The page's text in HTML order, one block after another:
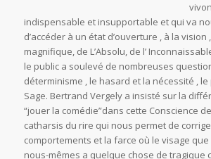
indispensable et insupportable et qui va
d’accéder à un état d’ouverture , à la vision
magnifique, de L’Absolu, de l’
le public a soulevé de nombreuses
déterminisme , le hasard et la nécessité ,
Sage. Bertrand Vergely a insisté sur la
“jouer la comédie”dans cette Conscience
catharsis du rire qui nous permet de
comportements et la farce où le visage
nous-mêmes a quelque chose de tragique